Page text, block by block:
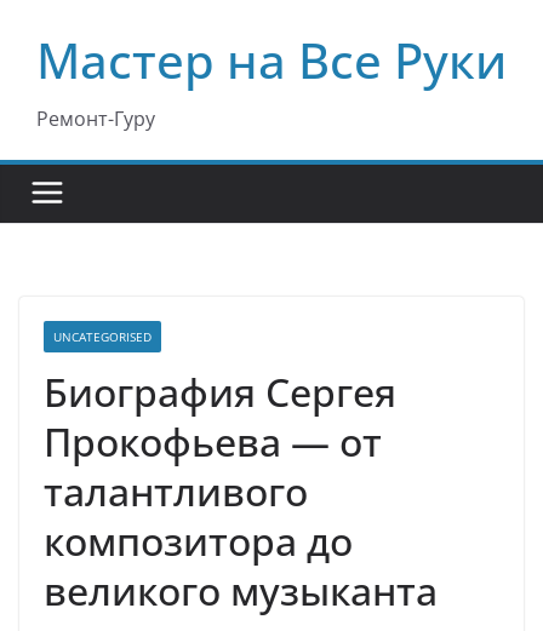
содержимому
Мастер на Все Руки
Ремонт-Гуру
UNCATEGORISED
Биография Сергея
Прокофьева — от
талантливого
композитора до
великого музыканта